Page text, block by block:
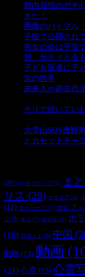
都内屈指のガチ
きた！
悪魔のバイブル
子版で公開され
男女の命は平等
習、サティと今
子ども医者に子
気の世界
未来人か超古代
チリで続いてい
大雪山SOS遭難
とカセットテー
UFO (6) おそロシア (7) ま
リス (29) イタリア (6)
(12) オーパーツ (7) セルフィ
リ (8) ネコ (7) ホテル (6) ホ
(16)
ロボット (6) 中国
動物 (13) 動画
(21) 心霊 (15) 心霊